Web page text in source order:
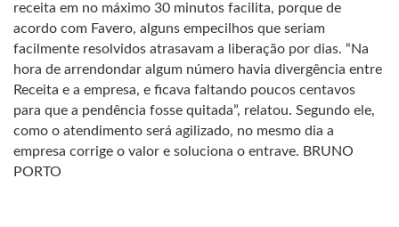
receita em no máximo 30 minutos facilita, porque de
acordo com Favero, alguns empecilhos que seriam
facilmente resolvidos atrasavam a liberação por dias. “Na
hora de arrendondar algum número havia divergência entre
Receita e a empresa, e ficava faltando poucos centavos
para que a pendência fosse quitada”, relatou. Segundo ele,
como o atendimento será agilizado, no mesmo dia a
empresa corrige o valor e soluciona o entrave. BRUNO
PORTO